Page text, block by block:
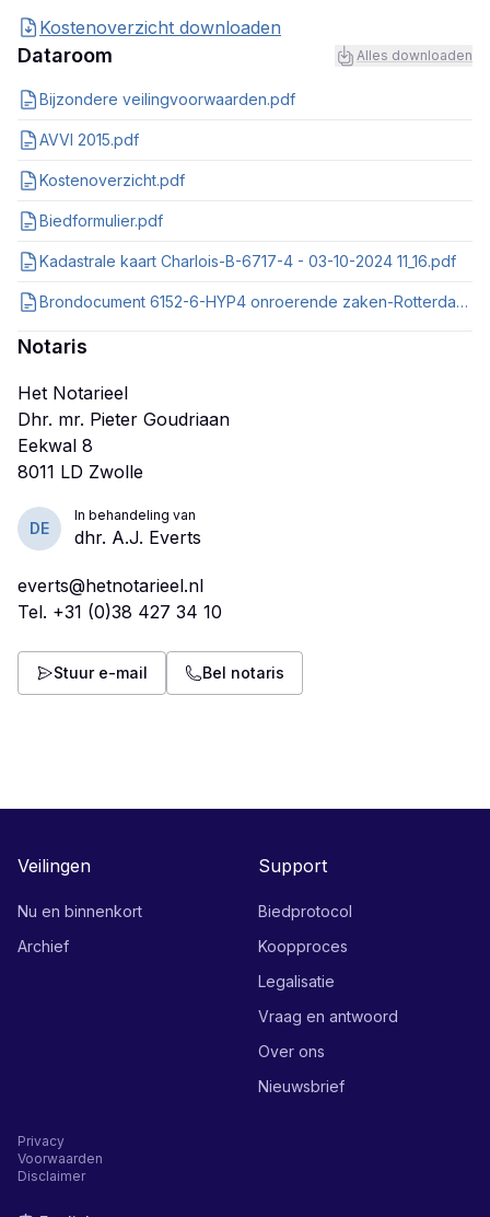
Kostenoverzicht downloaden
Dataroom Alles downloaden
Bijzondere veilingvoorwaarden.pdf
AVVI 2015.pdf
Kostenoverzicht.pdf
Biedformulier.pdf
Kadastrale kaart Charlois-B-6717-4 - 03-10-2024 11_16.pdf
Brondocument 6152-6-HYP4 onroerende zaken-Rotterdam.pdf
Notaris
Het Notarieel
Dhr. mr. Pieter Goudriaan
Eekwal 8
DE
In behandeling van
dhr. A.J. Everts
everts@hetnotarieel.nl
Tel. +31 (0)38 427 34 10
Stuur e-mail Bel notaris
Veilingen
Nu en binnenkort
Archief
Support
Biedprotocol
Koopproces
Legalisatie
Vraag en antwoord
Over ons
Nieuwsbrief
Privacy
Voorwaarden
Disclaimer